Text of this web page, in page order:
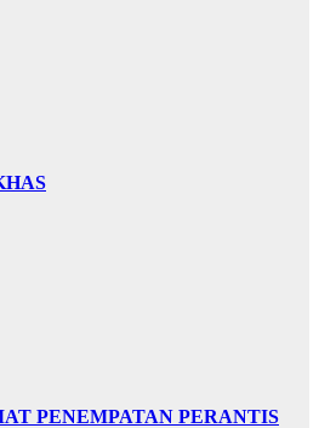
PENEMPATAN PERANTIS